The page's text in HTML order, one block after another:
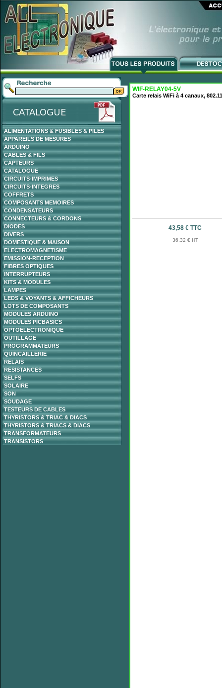
ALIMENTATIONS & FUSIBLES & PILES
APPAREILS DE MESURES
ARDUINO
CABLES & FILS
CAPTEURS
CATALOGUE
CIRCUITS-IMPRIMES
CIRCUITS-INTEGRES
COFFRETS
COMPOSANTS MEMOIRES
CONDENSATEURS
CONNECTEURS & CORDONS
DIODES
DIVERS
DOMESTIQUE & MAISON
ELECTROMAGNETISME
EMISSION-RECEPTION
FIBRES OPTIQUES
INTERRUPTEURS
KITS & MODULES
LAMPES
LEDS & VOYANTS & AFFICHEURS
LOTS DE COMPOSANTS
MODULES ARDUINO
MODULES PICBASICS
OPTOELECTRONIQUE
OUTILLAGE
PROGRAMMATEURS
QUINCAILLERIE
RELAIS
RESISTANCES
SELFS
SOLAIRE
SON
SOUDAGE
TESTEURS DE CABLES
THYRISTORS & TRIAC & DIACS
THYRISTORS & TRIACS & DIACS
TRANSFORMATEURS
TRANSISTORS
WIF-RELAY04-5V
Carte relais WiFi à 4 canaux,
43,58 € TTC
36,32 € HT